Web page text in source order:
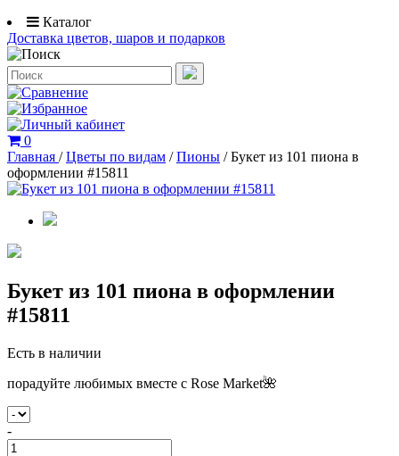
Каталог
Доставка цветов, шаров и подарков
0
Главная /Цветы по видам /Пионы /Букет из 101 пиона в
оформлении #15811
Букет из 101 пиона в оформлении
#15811
Есть в наличии
порадуйте любимых вместе с Rose Market🌺
-